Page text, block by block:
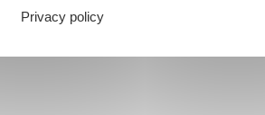
Privacy policy